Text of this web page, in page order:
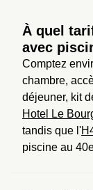
À quel
avec
Comptez
chambre,
déjeuner, kit
Hotel Le
tandis que l'
piscine au